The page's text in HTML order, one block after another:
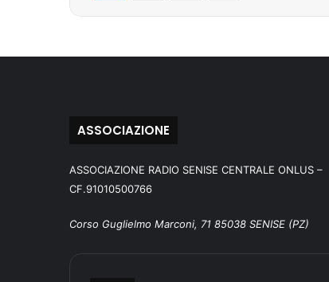
ASSOCIAZIONE
ASSOCIAZIONE RADIO SENISE CENTRALE ONLUS –
CF.91010500766
Corso Guglielmo Marconi, 71 85038 SENISE (PZ)